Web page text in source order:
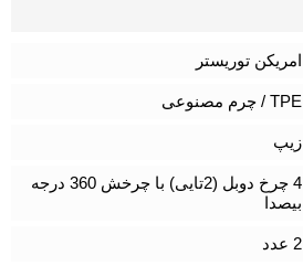
امریکن توریستر
TPE / چرم مصنوعی
زیپ
4 چرخ دوبل (2تایی) با چرخش 360 درجه
بیصدا
2 عدد